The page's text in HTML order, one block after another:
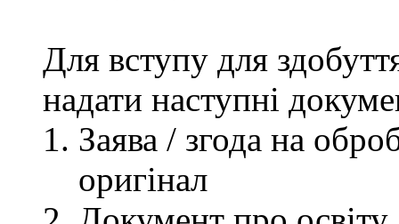
Для вступу для
надати наступні
Заява / згода на
оригінал